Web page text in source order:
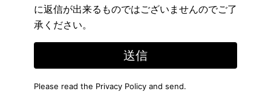
に返信が出来るものではございませんのでご了
承ください。
送信
Please read the Privacy Policy and send.